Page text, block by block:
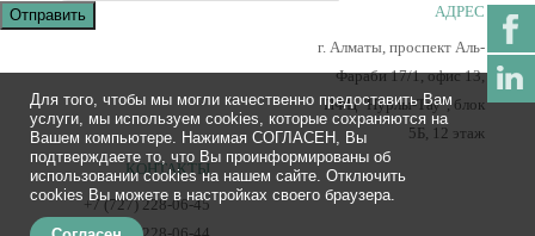
Для того, чтобы мы могли качественно предоставить Вам
услуги, мы используем cookies, которые сохраняются на
Вашем компьютере. Нажимая СОГЛАСЕН, Вы
подтверждаете то, что Вы проинформированы об
использовании cookies на нашем сайте. Отключить
cookies Вы можете в настройках своего браузера.
Отправить
АДРЕС
г. Алматы, проспект Аль-
Фараби 17/1, офис 13,
ПФЦ "Нурлы-Тау", блок
5Б, 12 этаж
КОНТАКТЫ
+7 (727) 228-06-45